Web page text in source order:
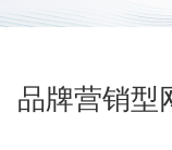
品牌营销型